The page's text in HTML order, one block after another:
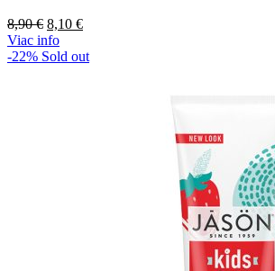
8,90€ Pôvodná
cena
bola:
8,10 €Aktuálna
je:
Viac info
-22% Sold out